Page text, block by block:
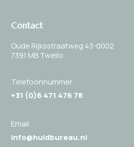
Contact
Oude Rijksstraatweg 43-0002
7391 MB Twello
Telefoonnummer
+31 (0)6 471 476 78
Email:
info@huidbureau.nl